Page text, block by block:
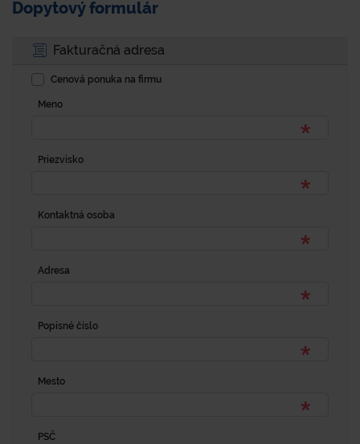
Dopytový formulár
Fakturačná adresa
Cenová ponuka na firmu
Meno
Priezvisko
Kontaktná osoba
Adresa
Popisné číslo
Mesto
PSČ